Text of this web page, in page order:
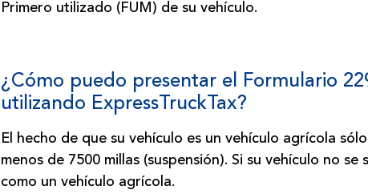
Primero utilizado (FUM) de su vehículo.
¿Cómo puedo presentar el Formulario
utilizando ExpressTruckTax?
El hecho de que su vehículo es un vehículo agrícola
menos de 7500 millas (suspensión). Si su vehículo no
como un vehículo agrícola.